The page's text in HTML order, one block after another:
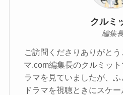
クルミ
編集
ご訪問くださりありがと
マ.com編集長のクルミッ
ラマを見ていましたが、
ドラマを視聴ときにスケ